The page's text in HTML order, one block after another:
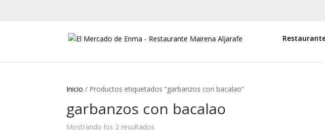
Inicio / Productos etiquetados “garbanzos con bacalao”
garbanzos con bacalao
Mostrando los 2 resultados